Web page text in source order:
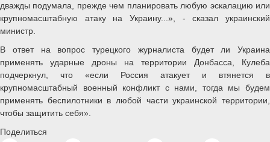
дважды подумала, прежде чем планировать любую эскалацию или
крупномасштабную атаку на Украину...», - сказал украинский
министр.
В ответ на вопрос турецкого журналиста будет ли Украина
применять ударные дроны на территории Донбасса, Кулеба
подчеркнул, что «если Россия атакует и втянется в
крупномасштабный военный конфликт с нами, тогда мы будем
применять беспилотники в любой части украинской территории,
чтобы защитить себя».
Поделиться